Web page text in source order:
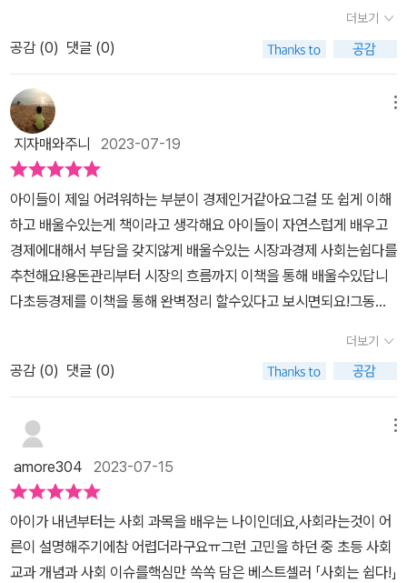
과서에 등장하는 경제 개념들을재밌는 삽화와 사진들을 통해재미있
고 놀이하듯이 익힐 수 있다는 점에서 강추할 교재예요.이미 아침독
쉽고 재미있게 익히게 하고 싶다면,<사회가 쉽다 14권>을 추천합니
다^^​<출판사로부터 도서를 지원받아 작성된 솔직 후기입니다>
시리즈는 이렇게 글 과 그림이 혼재되어있어 쉽게 이해 할 수 있다.
👍🏻 처음 시작 할 때는 만화가 나와서 재미있었는데 마지막에 만화가
나오지 않아서 아쉬웠다.-초등학교 4학년 남자아이의 한줄 평-_비룡
소로부터 도서를 지원받아 읽고 작성한 주관적인 리뷰입니다-
더보기
공감 (0) 댓글 (0)
지자매와주니 2023-07-19
아이들이 제일 어려워하는 부분이 경제인거같아요그걸 또 쉽게 이해
하고 배울수있는게 책이라고 생각해요 아이들이 자연스럽게 배우고
경제에대해서 부담을 갖지않게 배울수있는 시장과경제 사회는쉽다를
추천해요!용돈관리부터 시장의 흐름까지 이책을 통해 배울수있답니
다초등경제를 이책을 통해 완벽정리 할수있다고 보시면되요!그동안
더보기
공감 (0) 댓글 (0)
amore304 2023-07-15
아이가 내년부터는 사회 과목을 배우는 나이인데요,사회라는것이 어
른이 설명해주기에참 어렵더라구요ㅠ그런 고민을 하던 중 초등 사회
교과 개념과 사회 이슈를핵심만 쏙쏙 담은 베스트셀러 「사회는 쉽다!」